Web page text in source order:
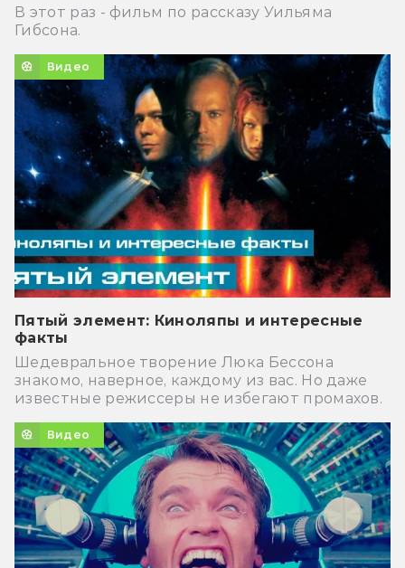
В этот раз - фильм по рассказу Уильяма
Гибсона.
Видео
Пятый элемент: Киноляпы и интересные
факты
Шедевральное творение Люка Бессона
знакомо, наверное, каждому из вас. Но даже
известные режиссеры не избегают промахов.
Видео